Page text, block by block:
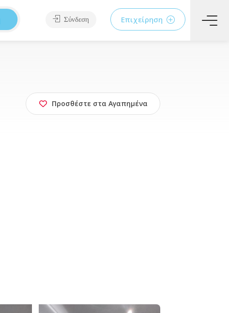
Σύνδεση Επιχείρηση
Προσθέστε στα Αγαπημένα